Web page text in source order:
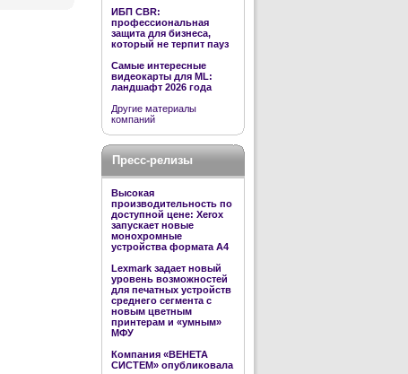
ИБП CBR:
профессиональная
защита для бизнеса,
который не терпит пауз
Самые интересные
видеокарты для ML:
ландшафт 2026 года
Другие материалы
компаний
Пресс-релизы
Высокая
производительность по
доступной цене: Xerox
запускает новые
монохромные
устройства формата А4
Lexmark задает новый
уровень возможностей
для печатных устройств
среднего сегмента с
новым цветным
принтерам и «умным»
МФУ
Компания «ВЕНЕТА
СИСТЕМ» опубликовала